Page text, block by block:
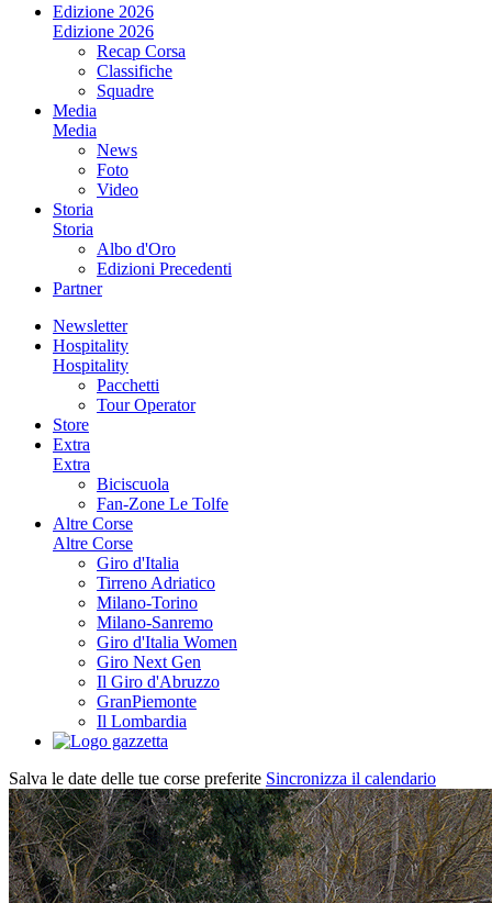
Edizione 2026
Edizione 2026
Recap Corsa
Classifiche
Squadre
Media
Media
News
Foto
Video
Storia
Storia
Albo d'Oro
Edizioni Precedenti
Partner
Newsletter
Hospitality
Hospitality
Pacchetti
Tour Operator
Store
Extra
Extra
Biciscuola
Fan-Zone Le Tolfe
Altre Corse
Altre Corse
Giro d'Italia
Tirreno Adriatico
Milano-Torino
Milano-Sanremo
Giro d'Italia Women
Giro Next Gen
Il Giro d'Abruzzo
GranPiemonte
Il Lombardia
Salva le date delle tue corse preferite Sincronizza il calendario